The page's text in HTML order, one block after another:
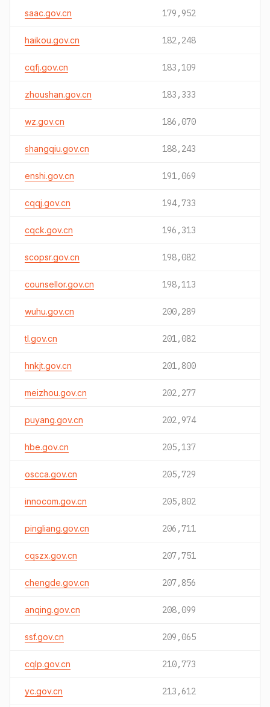
saac.gov.cn 179,952
haikou.gov.cn 182,248
cqfj.gov.cn 183,109
zhoushan.gov.cn 183,333
wz.gov.cn 186,070
shangqiu.gov.cn 188,243
enshi.gov.cn 191,069
cqqj.gov.cn 194,733
cqck.gov.cn 196,313
scopsr.gov.cn 198,082
counsellor.gov.cn 198,113
wuhu.gov.cn 200,289
tl.gov.cn 201,082
hnkjt.gov.cn 201,800
meizhou.gov.cn 202,277
puyang.gov.cn 202,974
hbe.gov.cn 205,137
oscca.gov.cn 205,729
innocom.gov.cn 205,802
pingliang.gov.cn 206,711
cqszx.gov.cn 207,751
chengde.gov.cn 207,856
anqing.gov.cn 208,099
ssf.gov.cn 209,065
cqlp.gov.cn 210,773
yc.gov.cn 213,612